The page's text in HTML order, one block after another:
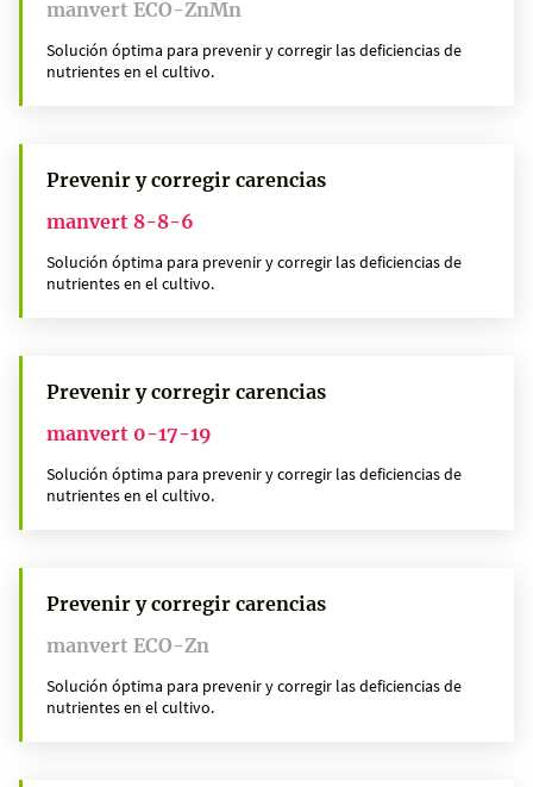
manvert ECO-ZnMn
Solución óptima para prevenir y corregir las deficiencias de
nutrientes en el cultivo.
Prevenir y corregir carencias
manvert 8-8-6
Solución óptima para prevenir y corregir las deficiencias de
nutrientes en el cultivo.
Prevenir y corregir carencias
manvert 0-17-19
Solución óptima para prevenir y corregir las deficiencias de
nutrientes en el cultivo.
Prevenir y corregir carencias
manvert ECO-Zn
Solución óptima para prevenir y corregir las deficiencias de
nutrientes en el cultivo.